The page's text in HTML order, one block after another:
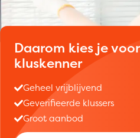
Daarom kies je voor
kluskenner
Geheel vrijblijvend
Geverifieerde klussers
Groot aanbod